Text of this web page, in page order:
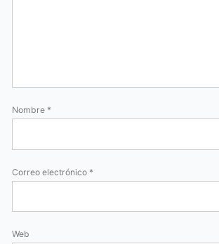
Nombre *
Correo electrónico *
Web